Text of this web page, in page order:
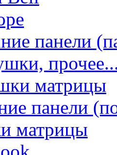
панели
матрицы
панели
матрицы